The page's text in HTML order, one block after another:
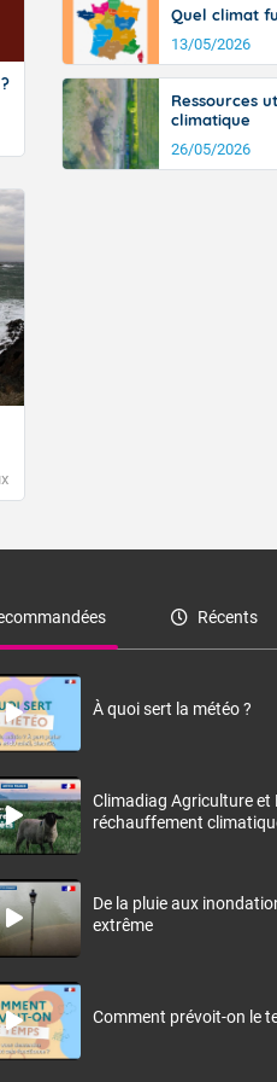
Quel climat
13/05/2026
Ressources
climatique
26/05/2026
Récents
À quoi sert la météo ?
Climadiag Agriculture et
réchauffement
De la pluie aux
extrême
Comment prévoit-on le